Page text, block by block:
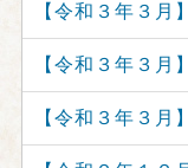
【令和３年３
【令和３年３
【令和３年３